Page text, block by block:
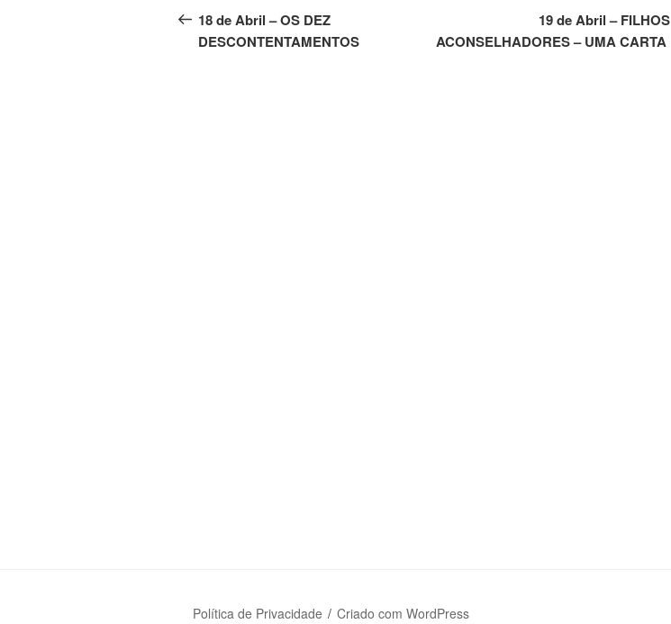
18 de Abril – OS DEZ
DESCONTENTAMENTOS
19 de Abril – FILHOS
ACONSELHADORES – UMA CARTA
Política de Privacidade Criado com WordPress